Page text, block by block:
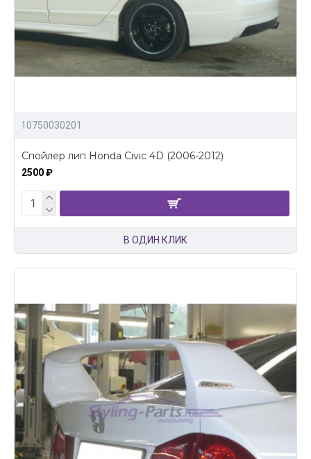
10750030201
Спойлер лип Honda Civic 4D (2006-2012)
2500 ₽
В ОДИН КЛИК